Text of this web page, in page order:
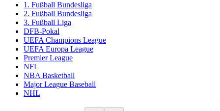
1. Fußball Bundesliga
2. Fußball Bundesliga
3. Fußball Liga
DFB-Pokal
UEFA Champions League
UEFA Europa League
Premier League
NFL
NBA Basketball
Major League Baseball
NHL